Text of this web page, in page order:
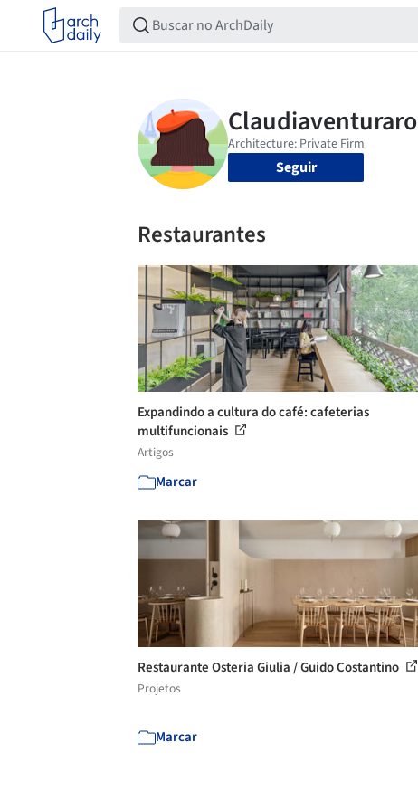
Seguir
Restaurantes
Expandindo a cultura do café: cafeterias
multifuncionais
Artigos
Marcar
Restaurante Osteria Giulia / Guido Costantino
Projetos
Marcar